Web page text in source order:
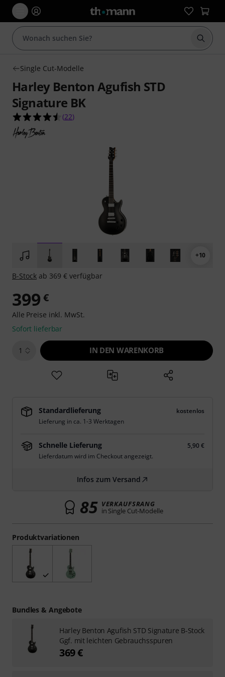
Suche
Single Cut-Modelle
Harley Benton Agufish STD
Signature BK
4.5 von 5 Sternen aus 22 Kundenbewertungen
(22)
+10
Produktvariationen
B-Stock ab 369 € verfügbar
399 €
Alle Preise inkl. MwSt.
Sofort lieferbar
1 IN DEN WARENKORB
Standardlieferung
kostenlos
Lieferung in ca. 1-3 Werktagen
Schnelle Lieferung
5,90 €
Lieferdatum wird im Checkout angezeigt.
Infos zum Versand
85 VERKAUFSRANG
in Single Cut-Modelle
Bundles & Angebote
Harley Benton Agufish STD Signature B-Stock
Ggf. mit leichten Gebrauchsspuren
369 €